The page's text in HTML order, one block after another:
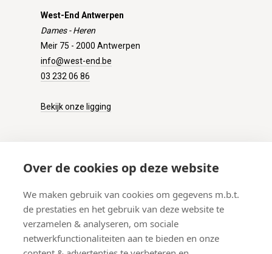
Over de cookies op deze website
We maken gebruik van cookies om gegevens m.b.t.
de prestaties en het gebruik van deze website te
verzamelen & analyseren, om sociale
netwerkfunctionaliteiten aan te bieden en onze
West-End Antwerpen
Dames - Heren
Meir 75 - 2000 Antwerpen
info@west-end.be
03 232 06 86
Bekijk onze ligging
Verzenden
Retourneren
Betalen
Veelgestelde vragen